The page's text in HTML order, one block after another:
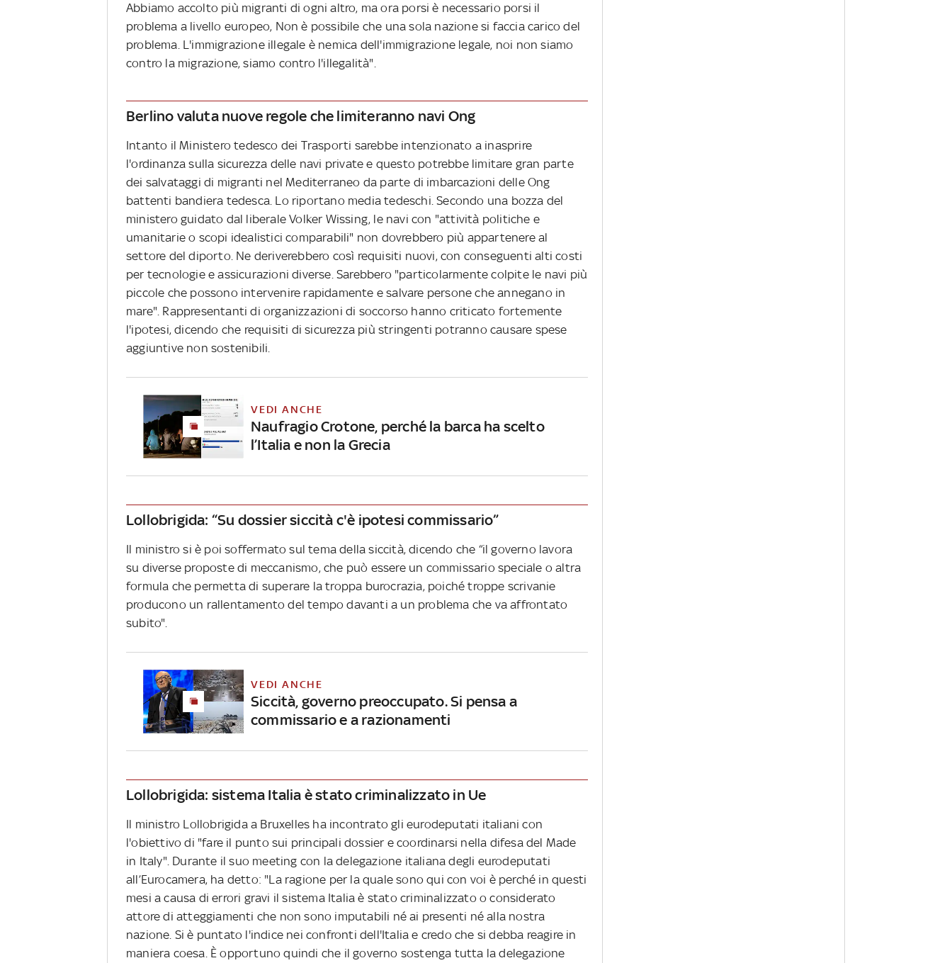
Abbiamo accolto più migranti di ogni altro, ma ora porsi è necessario porsi il
problema a livello europeo, Non è possibile che una sola nazione si faccia carico del
problema. L'immigrazione illegale è nemica dell'immigrazione legale, noi non siamo
contro la migrazione, siamo contro l'illegalità".
Berlino valuta nuove regole che limiteranno navi Ong
Intanto il Ministero tedesco dei Trasporti sarebbe intenzionato a inasprire
l'ordinanza sulla sicurezza delle navi private e questo potrebbe limitare gran parte
dei salvataggi di migranti nel Mediterraneo da parte di imbarcazioni delle Ong
battenti bandiera tedesca. Lo riportano media tedeschi. Secondo una bozza del
ministero guidato dal liberale Volker Wissing, le navi con "attività politiche e
umanitarie o scopi idealistici comparabili" non dovrebbero più appartenere al
settore del diporto. Ne deriverebbero così requisiti nuovi, con conseguenti alti costi
per tecnologie e assicurazioni diverse. Sarebbero "particolarmente colpite le navi più
piccole che possono intervenire rapidamente e salvare persone che annegano in
mare". Rappresentanti di organizzazioni di soccorso hanno criticato fortemente
l'ipotesi, dicendo che requisiti di sicurezza più stringenti potranno causare spese
aggiuntive non sostenibili.
VEDI ANCHE
Naufragio Crotone, perché la barca ha scelto
l’Italia e non la Grecia
Lollobrigida: “Su dossier siccità c'è ipotesi commissario”
Il ministro si è poi soffermato sul tema della siccità, dicendo che “il governo lavora
su diverse proposte di meccanismo, che può essere un commissario speciale o altra
formula che permetta di superare la troppa burocrazia, poiché troppe scrivanie
producono un rallentamento del tempo davanti a un problema che va affrontato
subito".
VEDI ANCHE
Siccità, governo preoccupato. Si pensa a
commissario e a razionamenti
Lollobrigida: sistema Italia è stato criminalizzato in Ue
Il ministro Lollobrigida a Bruxelles ha incontrato gli eurodeputati italiani con
l'obiettivo di "fare il punto sui principali dossier e coordinarsi nella difesa del Made
in Italy". Durante il suo meeting con la delegazione italiana degli eurodeputati
all’Eurocamera, ha detto: "La ragione per la quale sono qui con voi è perché in questi
mesi a causa di errori gravi il sistema Italia è stato criminalizzato o considerato
attore di atteggiamenti che non sono imputabili né ai presenti né alla nostra
nazione. Si è puntato l'indice nei confronti dell'Italia e credo che si debba reagire in
maniera coesa. È opportuno quindi che il governo sostenga tutta la delegazione